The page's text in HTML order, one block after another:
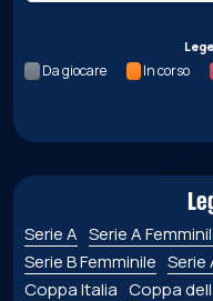
Da giocare In corso
Serie A Serie A
Serie B Femminile Serie
Coppa Italia Coppa